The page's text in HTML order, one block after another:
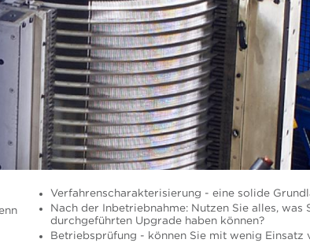
Verfahrenscharakterisierung - eine solide
Nach der Inbetriebnahme: Nutzen Sie alles, was
durchgeführten Upgrade haben können?
Betriebsprüfung - können Sie mit wenig Einsatz